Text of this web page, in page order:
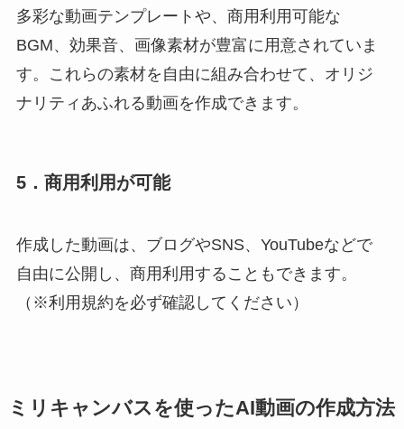
多彩な動画テンプレートや、商用利用可能な
BGM、効果音、画像素材が豊富に用意されていま
す。これらの素材を自由に組み合わせて、オリジ
ナリティあふれる動画を作成できます。
5． 商用利用が可能
作成した動画は、ブログやSNS、YouTubeなどで
自由に公開し、商用利用することもできます。
（※利用規約を必ず確認してください）
ミリキャンバスを使ったAI動画の作成方法